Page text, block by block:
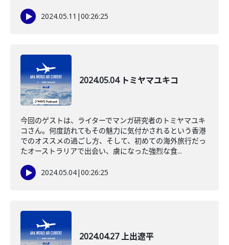
2024.05.11 |00:26:25
2024.05.04 トミヤマユキコ
今回のゲストは、ライターでマンガ研究者のトミヤマユキ
コさん。何度訪れてもその魅力に気付かされるという香港
でのオススメの過ごし方、そして、初めての海外旅行だっ
たオーストラリアで出会い、虜になった強烈な食...
2024.05.04|00:26:25
2024.04.27 上出遼平